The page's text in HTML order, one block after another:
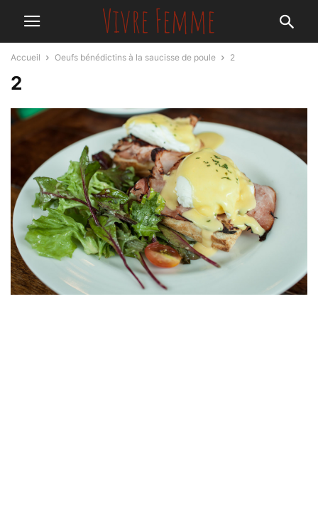
Accueil Oeufs bénédictins à la saucisse de poule 2
2